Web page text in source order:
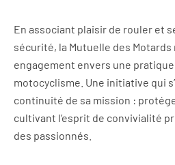
En associant plaisir de rouler et
sécurité, la Mutuelle des
engagement envers une
motocyclisme. Une initiative qui
continuité de sa mission :
cultivant l’esprit de convivialité
des passionnés.